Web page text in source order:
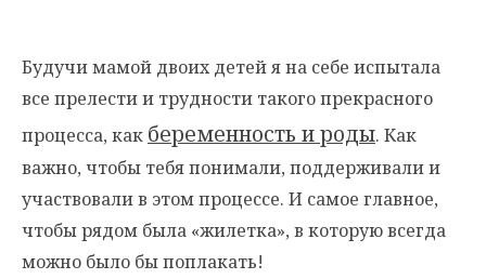
Будучи мамой двоих детей я на себе испытала
все прелести и трудности такого прекрасного
процесса, как беременность и роды. Как
важно, чтобы тебя понимали, поддерживали и
участвовали в этом процессе. И самое главное,
чтобы рядом была «жилетка», в которую всегда
можно было бы поплакать!